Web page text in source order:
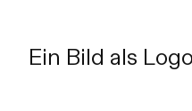
Ein Bild als